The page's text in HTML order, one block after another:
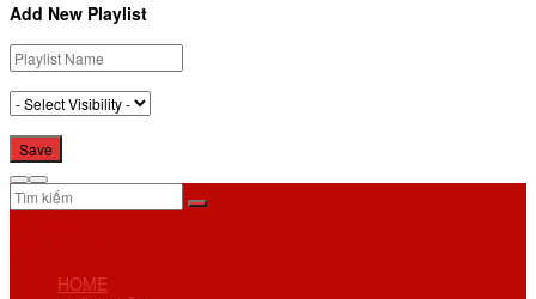
Add New Playlist
HOME